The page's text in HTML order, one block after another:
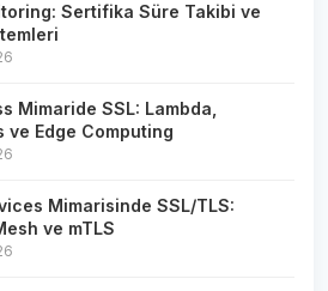
Sertifika Süre Takibi ve
Mimaride SSL: Lambda,
ve Edge Computing
Mimarisinde SSL/TLS:
ve mTLS